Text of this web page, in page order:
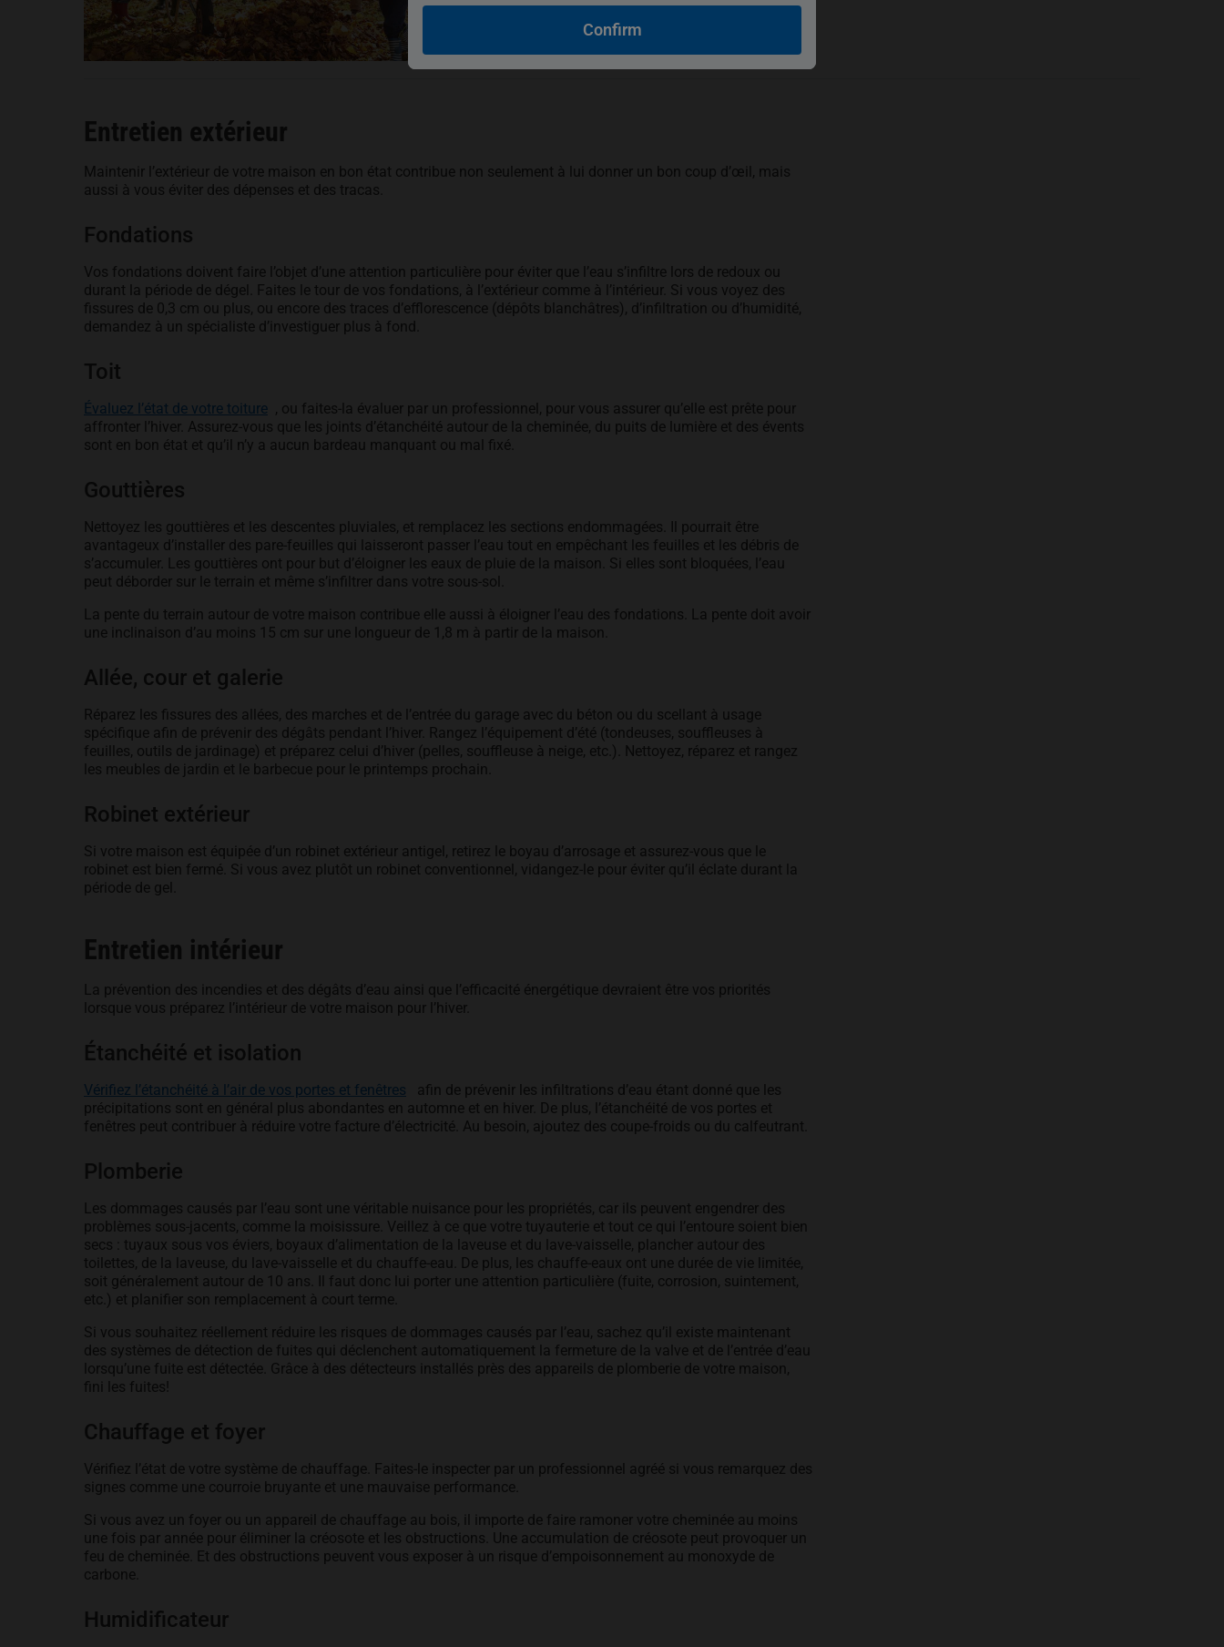
Confirm
opens in a new tab
opens in a new tab
opens in a new tab
opens in a new tab
Entretien extérieur
Maintenir l’extérieur de votre maison en bon état contribue non seulement à lui donner un bon coup d’œil, mais
aussi à vous éviter des dépenses et des tracas.
Fondations
Vos fondations doivent faire l’objet d’une attention particulière pour éviter que l’eau s’infiltre lors de redoux ou
durant la période de dégel. Faites le tour de vos fondations, à l’extérieur comme à l’intérieur. Si vous voyez des
fissures de 0,3 cm ou plus, ou encore des traces d’efflorescence (dépôts blanchâtres), d’infiltration ou d’humidité,
demandez à un spécialiste d’investiguer plus à fond.
Toit
Évaluez l’état de votre toitureopens in a new tab
, ou faites-la évaluer par un professionnel, pour vous assurer qu’elle est prête pour
affronter l’hiver. Assurez-vous que les joints d’étanchéité autour de la cheminée, du puits de lumière et des évents
sont en bon état et qu’il n’y a aucun bardeau manquant ou mal fixé.
Gouttières
Nettoyez les gouttières et les descentes pluviales, et remplacez les sections endommagées. Il pourrait être
avantageux d’installer des pare-feuilles qui laisseront passer l’eau tout en empêchant les feuilles et les débris de
s’accumuler. Les gouttières ont pour but d’éloigner les eaux de pluie de la maison. Si elles sont bloquées, l’eau
peut déborder sur le terrain et même s’infiltrer dans votre sous-sol.
La pente du terrain autour de votre maison contribue elle aussi à éloigner l’eau des fondations. La pente doit avoir
une inclinaison d’au moins 15 cm sur une longueur de 1,8 m à partir de la maison.
Allée, cour et galerie
Réparez les fissures des allées, des marches et de l’entrée du garage avec du béton ou du scellant à usage
spécifique afin de prévenir des dégâts pendant l’hiver. Rangez l’équipement d’été (tondeuses, souffleuses à
feuilles, outils de jardinage) et préparez celui d’hiver (pelles, souffleuse à neige, etc.). Nettoyez, réparez et rangez
les meubles de jardin et le barbecue pour le printemps prochain.
Robinet extérieur
Si votre maison est équipée d’un robinet extérieur antigel, retirez le boyau d’arrosage et assurez-vous que le
robinet est bien fermé. Si vous avez plutôt un robinet conventionnel, vidangez-le pour éviter qu’il éclate durant la
période de gel.
Entretien intérieur
La prévention des incendies et des dégâts d’eau ainsi que l’efficacité énergétique devraient être vos priorités
lorsque vous préparez l’intérieur de votre maison pour l’hiver.
Étanchéité et isolation
Vérifiez l’étanchéité à l’air de vos portes et fenêtres opens in a new tab
afin de prévenir les infiltrations d’eau étant donné que les
précipitations sont en général plus abondantes en automne et en hiver. De plus, l’étanchéité de vos portes et
fenêtres peut contribuer à réduire votre facture d’électricité. Au besoin, ajoutez des coupe-froids ou du calfeutrant.
Plomberie
Les dommages causés par l’eau sont une véritable nuisance pour les propriétés, car ils peuvent engendrer des
problèmes sous-jacents, comme la moisissure. Veillez à ce que votre tuyauterie et tout ce qui l’entoure soient bien
secs : tuyaux sous vos éviers, boyaux d’alimentation de la laveuse et du lave-vaisselle, plancher autour des
toilettes, de la laveuse, du lave-vaisselle et du chauffe-eau. De plus, les chauffe-eaux ont une durée de vie limitée,
soit généralement autour de 10 ans. Il faut donc lui porter une attention particulière (fuite, corrosion, suintement,
etc.) et planifier son remplacement à court terme.
Si vous souhaitez réellement réduire les risques de dommages causés par l’eau, sachez qu’il existe maintenant
des systèmes de détection de fuites qui déclenchent automatiquement la fermeture de la valve et de l’entrée d’eau
lorsqu’une fuite est détectée. Grâce à des détecteurs installés près des appareils de plomberie de votre maison,
fini les fuites!
Chauffage et foyer
Vérifiez l’état de votre système de chauffage. Faites-le inspecter par un professionnel agréé si vous remarquez des
signes comme une courroie bruyante et une mauvaise performance.
Si vous avez un foyer ou un appareil de chauffage au bois, il importe de faire ramoner votre cheminée au moins
une fois par année pour éliminer la créosote et les obstructions. Une accumulation de créosote peut provoquer un
feu de cheminée. Et des obstructions peuvent vous exposer à un risque d’empoisonnement au monoxyde de
carbone.
Humidificateur